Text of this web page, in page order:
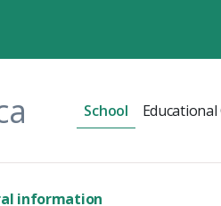
School
information